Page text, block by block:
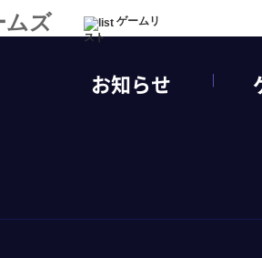
ゲームリ
スト
お知らせ